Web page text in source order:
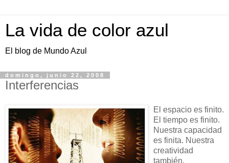
La vida de color azul
El blog de Mundo Azul
domingo, junio 22, 2008
Interferencias
El espacio es finito.
El tiempo es finito.
Nuestra capacidad
es finita. Nuestra
creatividad
también.